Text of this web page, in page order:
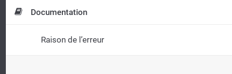
Documentation
Raison de l’erreur